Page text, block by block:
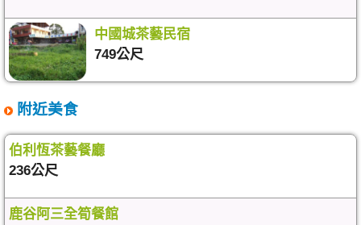
中國城茶藝民宿
749公尺
附近美食
伯利恆茶藝餐廳
236公尺
鹿谷阿三全筍餐館